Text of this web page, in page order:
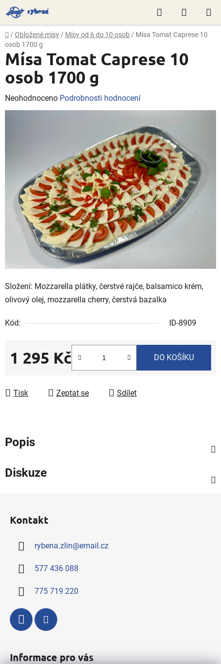
Přejít
na
obsah
Hledat
KOŠÍK
Domů
/ Obložené mísy / Mísy od 6 do 10 osob / Mísa Tomat Caprese 10
osob 1700 g
Složení: Mozzarella plátky, čerstvé rajče, balsamico krém,
olivový olej, mozzarella cherry, čerstvá bazalka
Kód: ID-8909
1 295 Kč DO KOŠÍKU
Tisk Zeptat se Sdílet
Mísa Tomat Caprese 10
osob 1700 g
Průměrné
hodnocení
hvězdiček.
Neohodnoceno Podrobnosti hodnocení
Popis
Diskuze
Kontakt
rybena.zlin@email.cz
577 436 088
775 719 220
Informace pro vás